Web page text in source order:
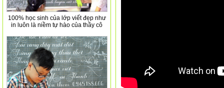
100% học sinh của lớp viết đẹp như
in luôn là niềm tự hào của thầy cô